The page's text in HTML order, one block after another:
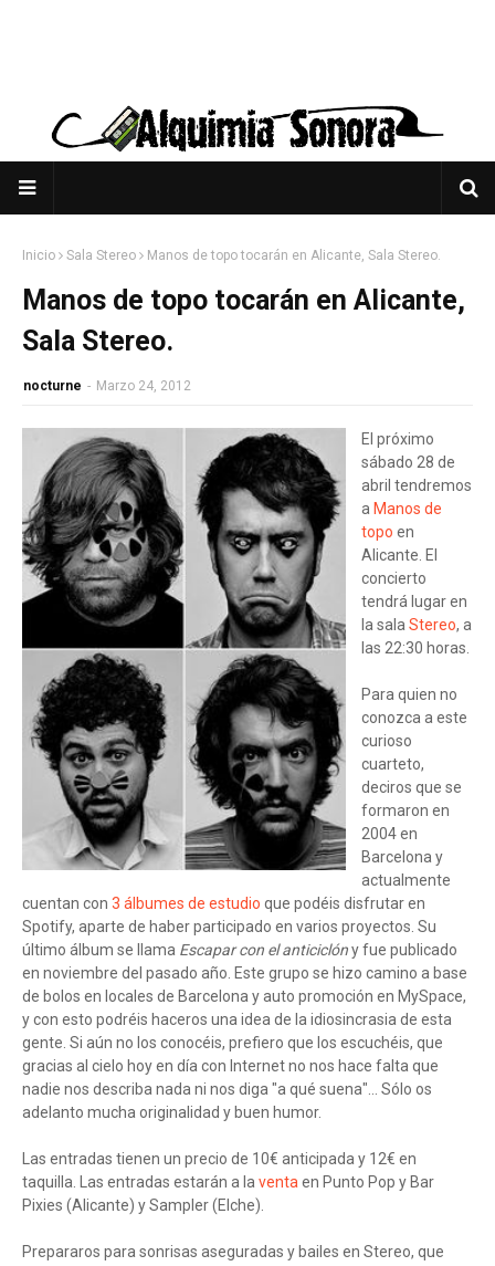
Inicio Sala Stereo Manos de topo tocarán en Alicante, Sala Stereo.
Manos de topo tocarán en Alicante,
Sala Stereo.
nocturne - Marzo 24, 2012
El próximo
sábado 28 de
abril tendremos
a Manos de
topo en
Alicante. El
concierto
tendrá lugar en
la salaStereo, a
las 22:30 horas.
Para quien no
conozca a este
curioso
cuarteto,
deciros que se
formaron en
2004 en
Barcelona y
actualmente
cuentan con 3 álbumes de estudio que podéis disfrutar en
Spotify, aparte de haber participado en varios proyectos. Su
último álbum se llama Escapar con el anticiclóny fue publicado
en noviembre del pasado año. Este grupo se hizo camino a base
de bolos en locales de Barcelona y auto promoción en MySpace,
y con esto podréis haceros una idea de la idiosincrasia de esta
gente. Si aún no los conocéis, prefiero que los escuchéis, que
gracias al cielo hoy en día con Internet no nos hace falta que
nadie nos describa nada ni nos diga "a qué suena"... Sólo os
adelanto mucha originalidad y buen humor.
Las entradas tienen un precio de 10€ anticipada y 12€ en
taquilla. Las entradas estarán a laventaen Punto Pop y Bar
Pixies (Alicante) y Sampler (Elche).
Prepararos para sonrisas aseguradas y bailes en Stereo, que